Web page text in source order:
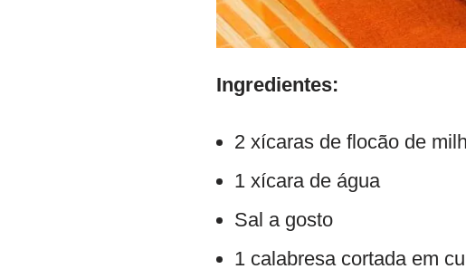
Ingredientes:
2 xícaras de flocão de
1 xícara de água
Sal a gosto
1 calabresa cortada em